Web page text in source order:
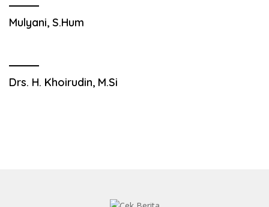
Mulyani, S.Hum
Drs. H. Khoirudin, M.Si